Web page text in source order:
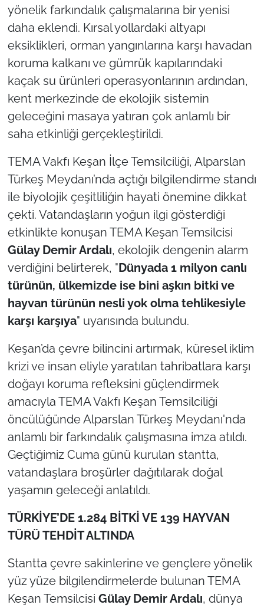
yönelik farkındalık çalışmalarına bir yenisi
daha eklendi. Kırsal yollardaki altyapı
eksiklikleri, orman yangınlarına karşı havadan
koruma kalkanı ve gümrük kapılarındaki
kaçak su ürünleri operasyonlarının ardından,
kent merkezinde de ekolojik sistemin
geleceğini masaya yatıran çok anlamlı bir
saha etkinliği gerçekleştirildi.
TEMA Vakfı Keşan İlçe Temsilciliği, Alparslan
Türkeş Meydanı’nda açtığı bilgilendirme standı
ile biyolojik çeşitliliğin hayati önemine dikkat
çekti. Vatandaşların yoğun ilgi gösterdiği
etkinlikte konuşan TEMA Keşan Temsilcisi
Gülay Demir Ardalı, ekolojik dengenin alarm
verdiğini belirterek, "Dünyada 1 milyon canlı
türünün, ülkemizde ise bini aşkın bitki ve
hayvan türünün nesli yok olma tehlikesiyle
karşı karşıya" uyarısında bulundu.
Keşan’da çevre bilincini artırmak, küresel iklim
krizi ve insan eliyle yaratılan tahribatlara karşı
doğayı koruma refleksini güçlendirmek
amacıyla TEMA Vakfı Keşan Temsilciliği
öncülüğünde Alparslan Türkeş Meydanı'nda
anlamlı bir farkındalık çalışmasına imza atıldı.
Geçtiğimiz Cuma günü kurulan stantta,
vatandaşlara broşürler dağıtılarak doğal
yaşamın geleceği anlatıldı.
TÜRKİYE’DE 1.284 BİTKİ VE 139 HAYVAN
TÜRÜ TEHDİT ALTINDA
Stantta çevre sakinlerine ve gençlere yönelik
yüz yüze bilgilendirmelerde bulunan TEMA
Keşan Temsilcisi Gülay Demir Ardalı, dünya
ÇANAKKALE
TÜRKİYE
Bölge
Genel
Politika
Flaş Haber
Dış Haberler
Magazin
İş Dünyası
Bilim Teknoloji
English News
Canlı Maç
Finans
Genel-A
Gündem-Eğitim